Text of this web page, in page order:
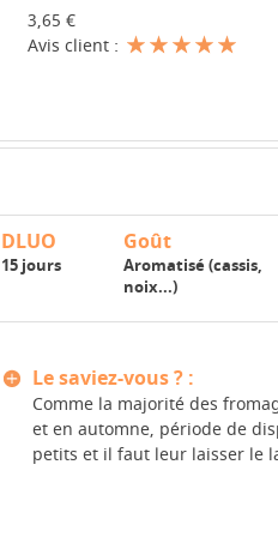
3,65 €
Avis client :
DLUO
15 jours
Goût
Aromatisé (cassis,
noix...)
Le saviez-vous ? :
Comme la majorité des
et en automne, période de
petits et il faut leur laisser le